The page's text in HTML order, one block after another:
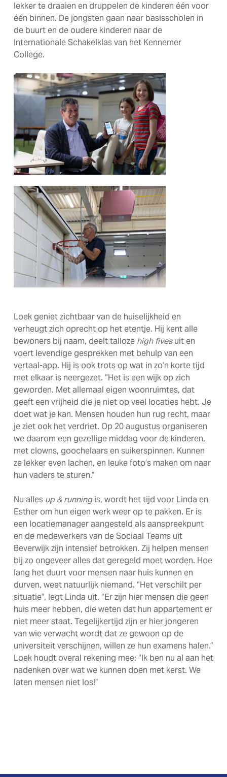
lekker te draaien en druppelen de kinderen één voor
één binnen. De jongsten gaan naar basisscholen in
de buurt en de oudere kinderen naar de
Internationale Schakelklas van het Kennemer
College.
Loek geniet zichtbaar van de huiselijkheid en
verheugt zich oprecht op het etentje. Hij kent alle
bewoners bij naam, deelt talloze high fivesuit en
voert levendige gesprekken met behulp van een
vertaal-app. Hij is ook trots op wat in zo’n korte tijd
met elkaar is neergezet. “Het is een wijk op zich
geworden. Met allemaal eigen woonruimtes, dat
geeft een vrijheid die je niet op veel locaties hebt. Je
doet wat je kan. Mensen houden hun rug recht, maar
je ziet ook het verdriet. Op 20 augustus organiseren
we daarom een gezellige middag voor de kinderen,
met clowns, goochelaars en suikerspinnen. Kunnen
ze lekker even lachen, en leuke foto’s maken om naar
hun vaders te sturen.”
Nu alles up & runningis, wordt het tijd voor Linda en
Esther om hun eigen werk weer op te pakken. Er is
een locatiemanager aangesteld als aanspreekpunt
en de medewerkers van de Sociaal Teams uit
Beverwijk zijn intensief betrokken. Zij helpen mensen
bij zo ongeveer alles dat geregeld moet worden. Hoe
lang het duurt voor mensen naar huis kunnen en
durven, weet natuurlijk niemand. “Het verschilt per
situatie”, legt Linda uit. “Er zijn hier mensen die geen
huis meer hebben, die weten dat hun appartement er
niet meer staat. Tegelijkertijd zijn er hier jongeren
van wie verwacht wordt dat ze gewoon op de
universiteit verschijnen, willen ze hun examens halen.”
Loek houdt overal rekening mee: “Ik ben nu al aan het
nadenken over wat we kunnen doen met kerst. We
laten mensen niet los!”